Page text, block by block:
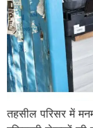
तहसील परिसर में